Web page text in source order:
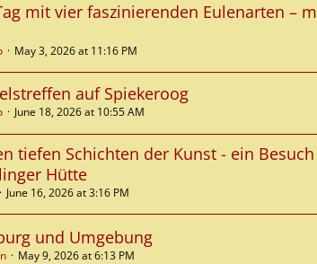
mit vier faszinierenden Eulenarten –
May 3, 2026 at 11:16 PM
auf Spiekeroog
June 18, 2026 at 10:55 AM
tiefen Schichten der Kunst - ein
Hütte
June 16, 2026 at 3:16 PM
und Umgebung
May 9, 2026 at 6:13 PM